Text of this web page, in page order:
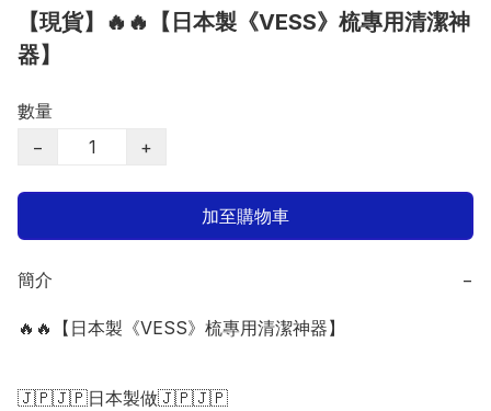
【現貨】🔥🔥【日本製《VESS》梳專用清潔神
器】
數量
−
+
加至購物車
簡介 −
🔥🔥【日本製《VESS》梳專用清潔神器】
🇯🇵🇯🇵日本製做🇯🇵🇯🇵